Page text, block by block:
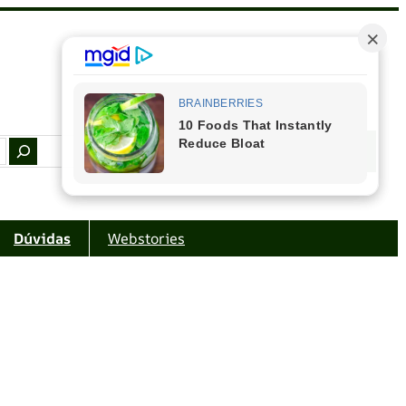
Facebook Instagram
Dúvidas Webstories